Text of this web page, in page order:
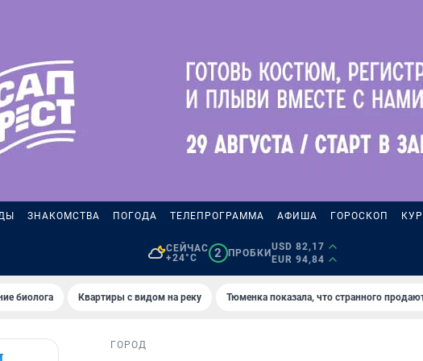
ЗНАКОМСТВА ПОГОДА ТЕЛЕПРОГРАММА АФИША ГОРОСКОП
СЕЙЧАС
+24°C
2 ПРОБКИ
USD 82,17
EUR 94,84
биолога Квартиры с видом на реку Тюменка показала, что странного
ГОРОД